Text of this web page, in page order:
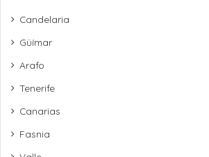
Candelaria
Güímar
Arafo
Tenerife
Canarias
Fasnia